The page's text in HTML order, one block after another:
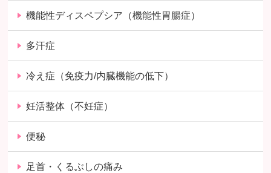
機能性ディスペプシア（機能性胃腸症）
多汗症
冷え症（免疫力/内臓機能の低下）
妊活整体（不妊症）
便秘
足首・くるぶしの痛み